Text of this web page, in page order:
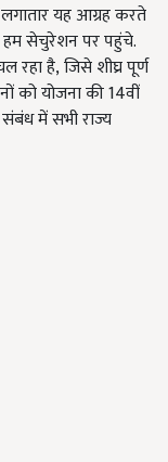
लगातार यह आग्रह करते
हम सेचुरेशन पर पहुंचे.
रहा है,जिसे शीघ्र पूर्ण
को योजना की 14वीं
में सभी राज्य